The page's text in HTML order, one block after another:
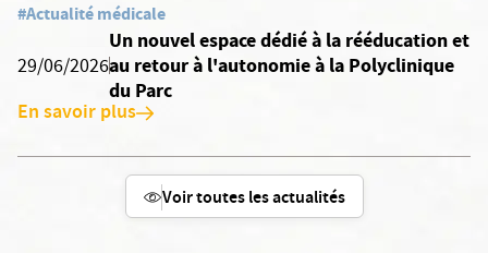
#Actualité médicale
29/06/2026
Un nouvel espace dédié à la rééducation et
au retour à l'autonomie à la Polyclinique
du Parc
En savoir plus
Voir toutes les actualités